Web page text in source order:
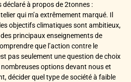
à propos de 2tonnes :
qui m’a extrêmement marqué. Il
objectifs climatiques sont ambitieux,
des principaux enseignements de
que l’action contre le
pas seulement une question de choix
options devant nous et
décider quel type de société à faible